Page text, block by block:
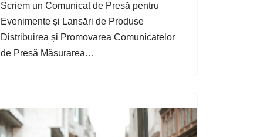
Scriem un Comunicat de Presă pentru
Evenimente și Lansări de Produse
Distribuirea și Promovarea Comunicatelor
de Presă Măsurarea…